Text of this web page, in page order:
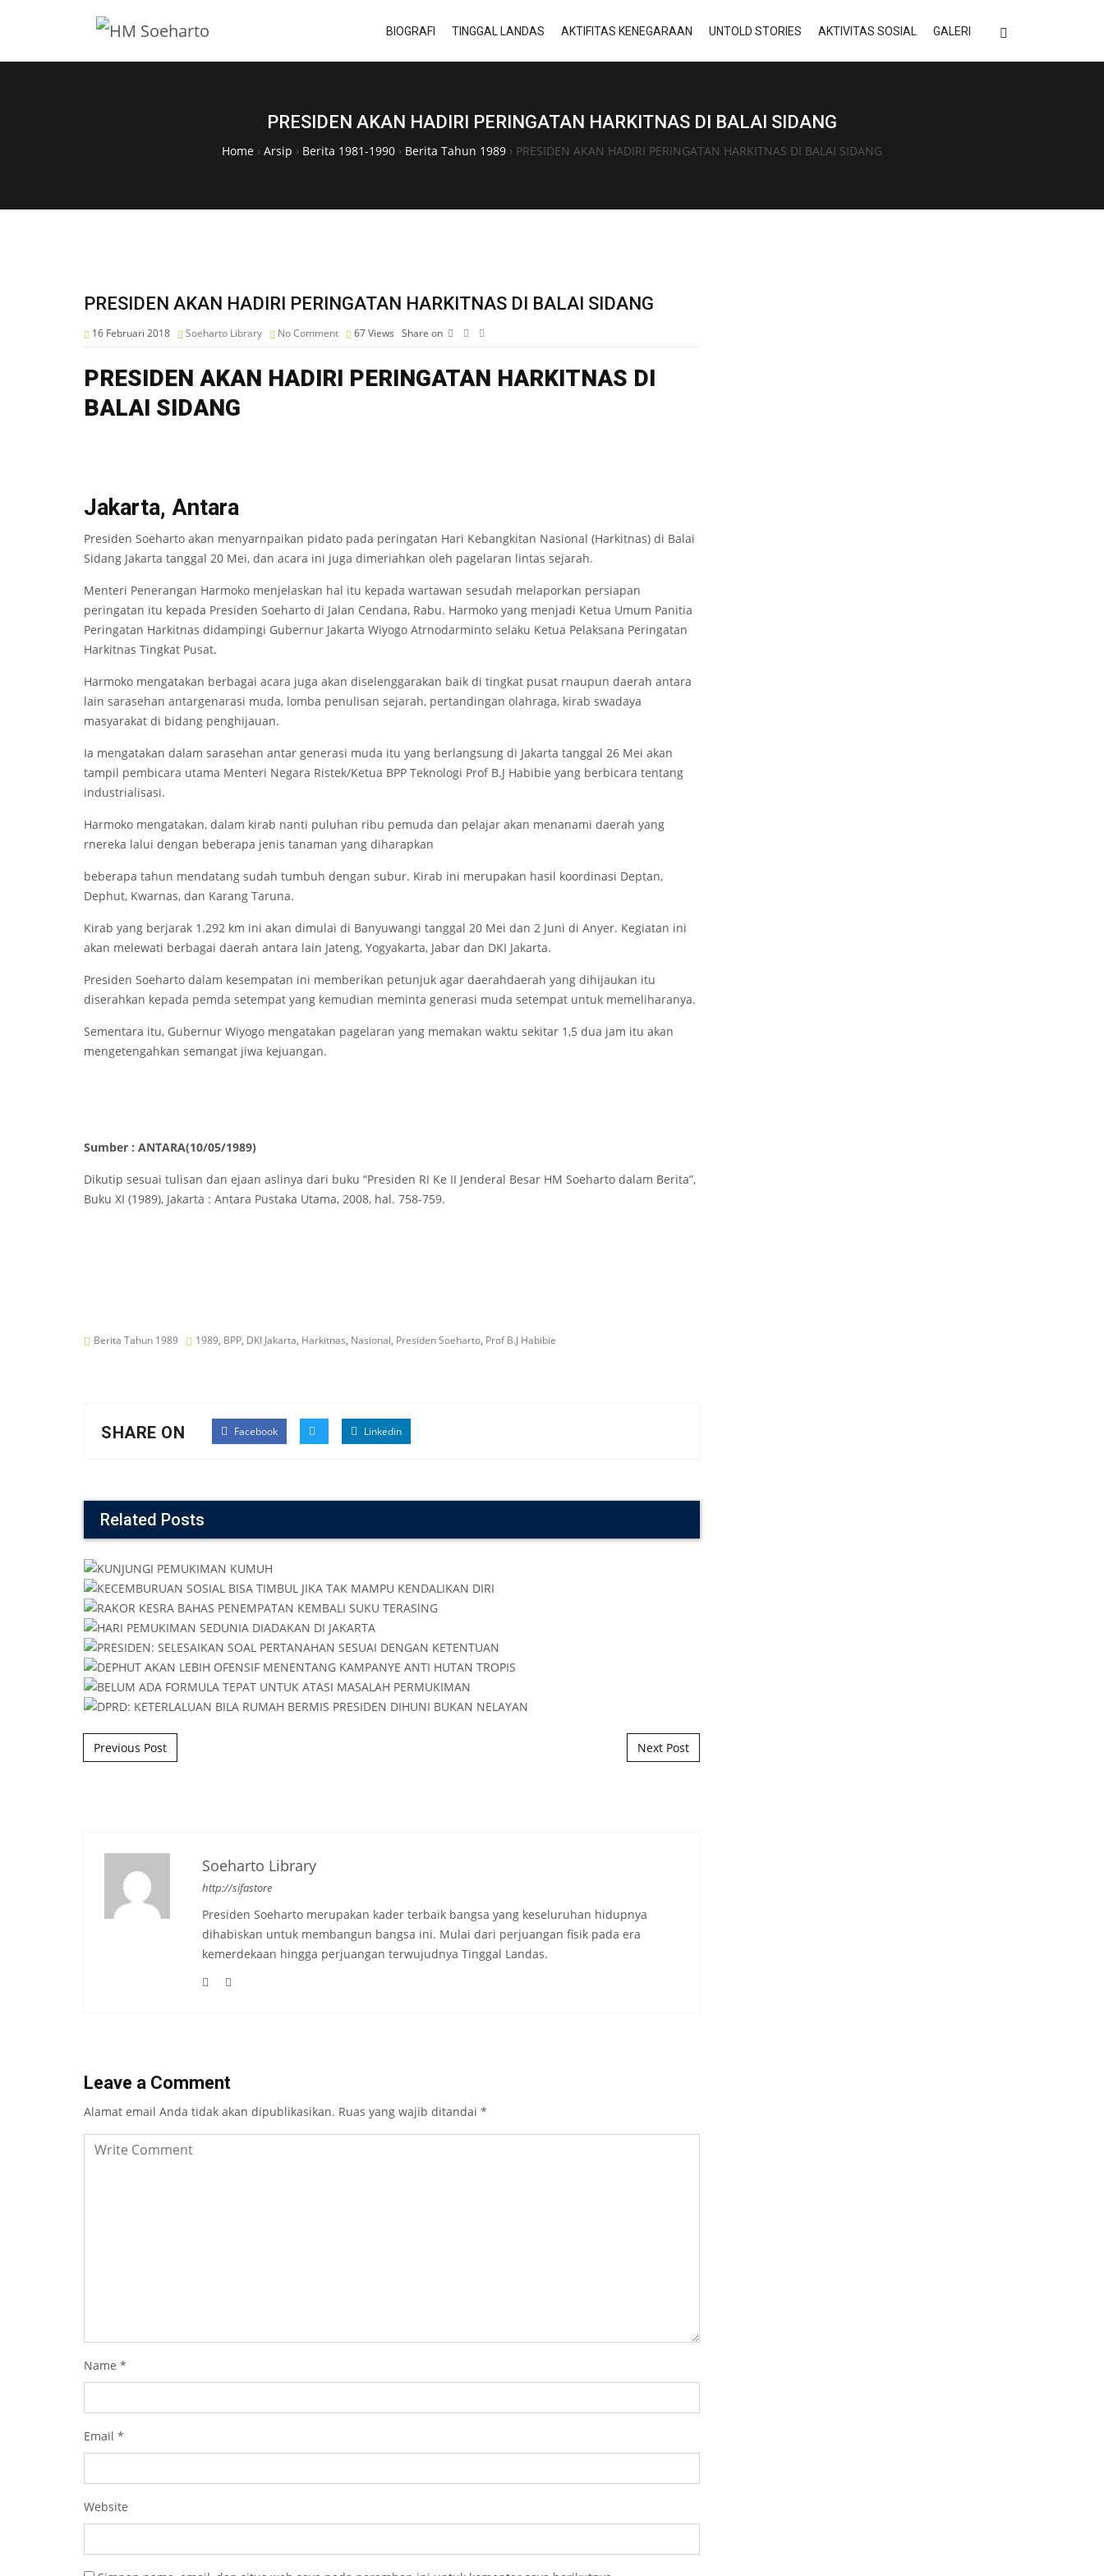
BIOGRAFI TINGGAL LANDAS AKTIFITAS KENEGARAAN UNTOLD STORIES AKTIVITAS SOSIAL GALERI
PRESIDEN AKAN HADIRI PERINGATAN HARKITNAS DI BALAI SIDANG
Home › Arsip › Berita 1981-1990 › Berita Tahun 1989 › PRESIDEN AKAN HADIRI PERINGATAN HARKITNAS DI BALAI SIDANG
PRESIDEN AKAN HADIRI PERINGATAN HARKITNAS DI BALAI SIDANG
16 Februari 2018 Soeharto Library No Comment 67Views Share on
PRESIDEN AKAN HADIRI PERINGATAN HARKITNAS DI
BALAI SIDANG
Jakarta, Antara
Presiden Soeharto akan menyarnpaikan pidato pada peringatan Hari Kebangkitan Nasional (Harkitnas) di Balai
Sidang Jakarta tanggal 20 Mei, dan acara ini juga dimeriahkan oleh pagelaran lintas sejarah.
Menteri Penerangan Harmoko menjelaskan hal itu kepada wartawan sesudah melaporkan persiapan
peringatan itu kepada Presiden Soeharto di Jalan Cendana, Rabu. Harmoko yang menjadi Ketua Umum Panitia
Peringatan Harkitnas didampingi Gubernur Jakarta Wiyogo Atrnodarminto selaku Ketua Pelaksana Peringatan
Harkitnas Tingkat Pusat.
Harmoko mengatakan berbagai acara juga akan diselenggarakan baik di tingkat pusat rnaupun daerah antara
lain sarasehan antargenarasi muda, lomba penulisan sejarah, pertandingan olahraga, kirab swadaya
masyarakat di bidang penghijauan.
Ia mengatakan dalam sarasehan antar generasi muda itu yang berlangsung di Jakarta tanggal 26 Mei akan
tampil pembicara utama Menteri Negara Ristek/Ketua BPP Teknologi Prof B.J Habibie yang berbicara tentang
industrialisasi.
Harmoko mengatakan, dalam kirab nanti puluhan ribu pemuda dan pelajar akan menanami daerah yang
rnereka lalui dengan beberapa jenis tanaman yang diharapkan
beberapa tahun mendatang sudah tumbuh dengan subur. Kirab ini merupakan hasil koordinasi Deptan,
Dephut, Kwarnas, dan Karang Taruna.
Kirab yang berjarak 1.292 km ini akan dimulai di Banyuwangi tanggal 20 Mei dan 2 Juni di Anyer. Kegiatan ini
akan melewati berbagai daerah antara lain Jateng, Yogyakarta, Jabar dan DKI Jakarta.
Presiden Soeharto dalam kesempatan ini memberikan petunjuk agar daerah­daerah yang dihijaukan itu
diserahkan kepada pemda setempat yang kemudian meminta generasi muda setempat untuk memeliharanya.
Sementara itu, Gubernur Wiyogo mengatakan pagelaran yang memakan waktu sekitar 1,5 dua jam itu akan
mengetengahkan semangat jiwa kejuangan.
Sumber : ANTARA(10/05/1989)
Dikutip sesuai tulisan dan ejaan aslinya dari buku “Presiden RI Ke II Jenderal Besar HM Soeharto dalam Berita”,
Buku XI (1989), Jakarta : Antara Pustaka Utama, 2008, hal. 758-759.
Berita Tahun 1989 1989, BPP, DKI Jakarta, Harkitnas, Nasional, Presiden Soeharto, Prof B.J Habibie
SHARE ON Facebook Linkedin
Related Posts
Post navigation
Previous Post Next Post
Soeharto Library
http://sifastore
Presiden Soeharto merupakan kader terbaik bangsa yang keseluruhan hidupnya
dihabiskan untuk membangun bangsa ini. Mulai dari perjuangan fisik pada era
kemerdekaan hingga perjuangan terwujudnya Tinggal Landas.
Leave a Comment
Alamat email Anda tidak akan dipublikasikan. Ruas yang wajib ditandai *
Name *
Email *
Website